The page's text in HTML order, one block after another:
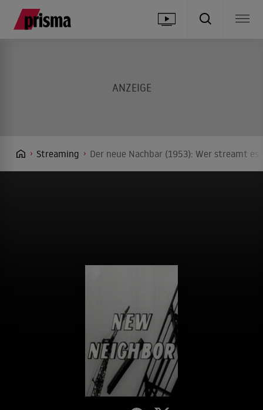
Streaming Der neue Nachbar (1953): Wer streamt